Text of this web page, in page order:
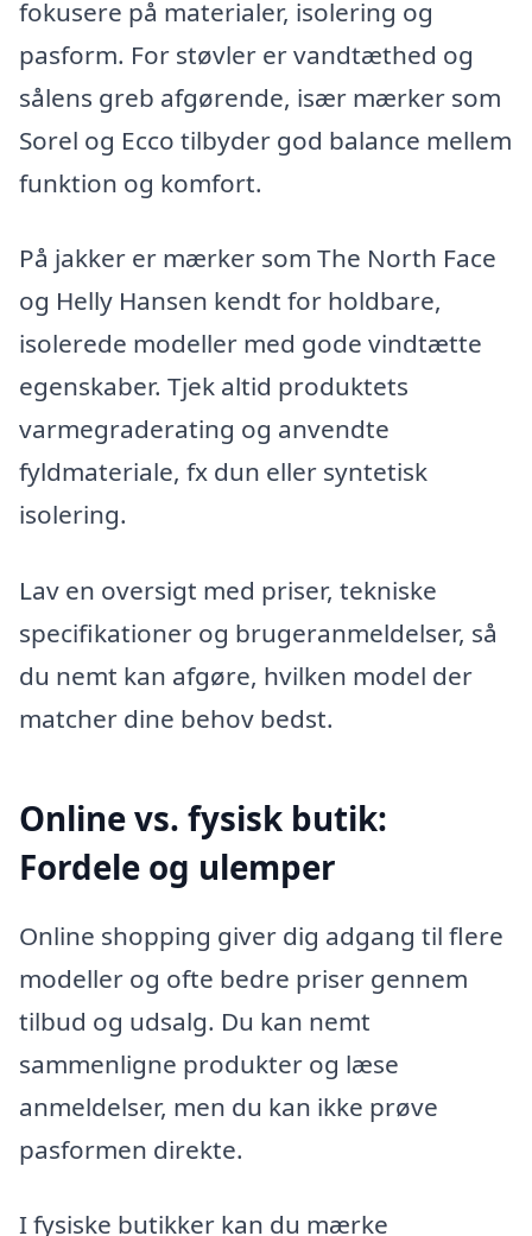
fokusere på materialer, isolering og
pasform. For støvler er vandtæthed og
sålens greb afgørende, især mærker som
Sorel og Ecco tilbyder god balance mellem
funktion og komfort.
På jakker er mærker som The North Face
og Helly Hansen kendt for holdbare,
isolerede modeller med gode vindtætte
egenskaber. Tjek altid produktets
varmegraderating og anvendte
fyldmateriale, fx dun eller syntetisk
isolering.
Lav en oversigt med priser, tekniske
specifikationer og brugeranmeldelser, så
du nemt kan afgøre, hvilken model der
matcher dine behov bedst.
Online vs. fysisk butik:
Fordele og ulemper
Online shopping giver dig adgang til flere
modeller og ofte bedre priser gennem
tilbud og udsalg. Du kan nemt
sammenligne produkter og læse
anmeldelser, men du kan ikke prøve
pasformen direkte.
I fysiske butikker kan du mærke